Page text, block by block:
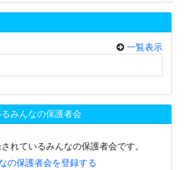
一覧表示
みんなの保護者会
れているみんなの保護者会です。
の保護者会を登録する